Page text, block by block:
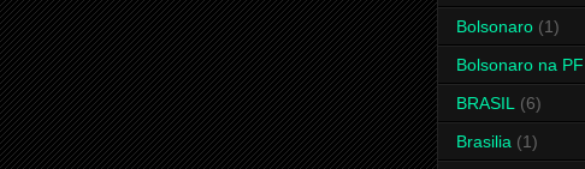
Bolsonaro (1)
Bolsonaro na PF
BRASIL (6)
Brasilia (1)